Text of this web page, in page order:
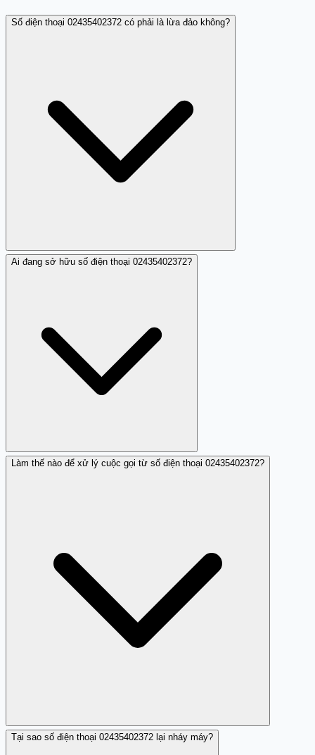
Số điện thoại 02435402372 có phải là lừa đảo không?
02435402372 được báo cáo là nháy máy, không phải là
Ai đang sở hữu số điện thoại 02435402372?
Hiện tại, thông tin cụ thể về chủ sở hữu số điện thoại này
Làm thế nào để xử lý cuộc gọi từ số điện thoại 02435402372?
Bạn nên kiểm tra thông tin trên Trang Trắng và không
Tại sao số điện thoại 02435402372 lại nháy máy?